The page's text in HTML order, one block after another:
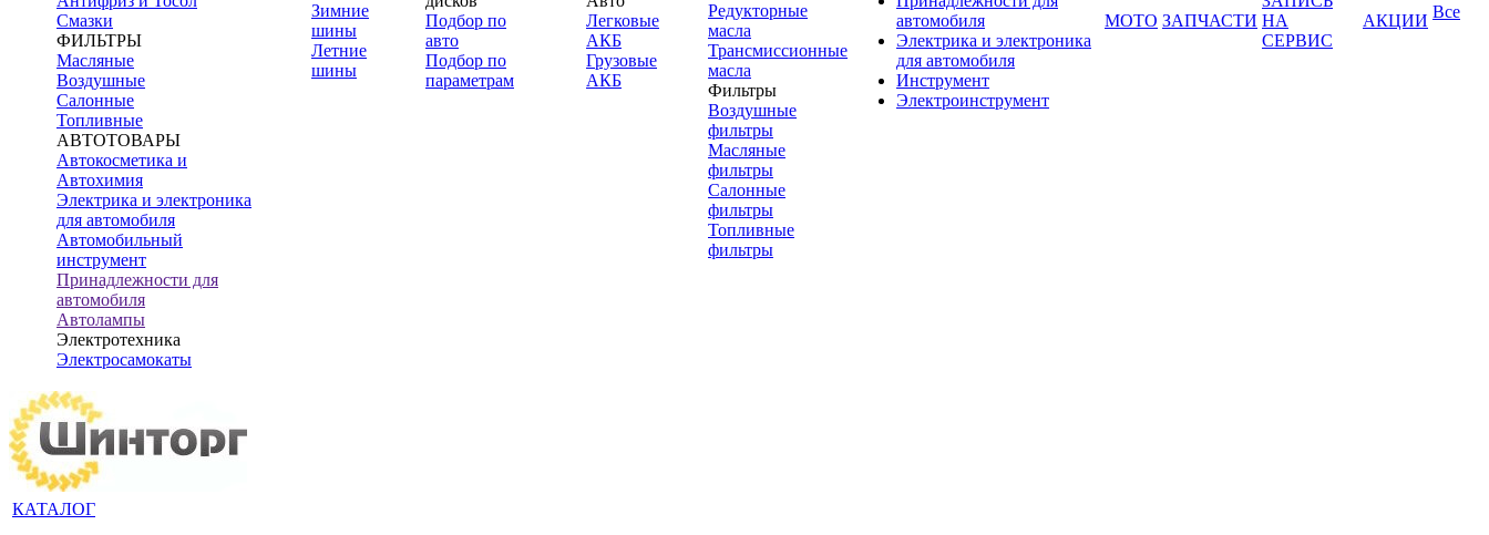
Смазки
ФИЛЬТРЫ
Масляные
Воздушные
Салонные
Топливные
АВТОТОВАРЫ
Автокосметика и
Автохимия
Электрика и электроника
для автомобиля
Автомобильный
инструмент
Принадлежности для
автомобиля
Автолампы
Электротехника
Электросамокаты
Зимние
шины
Летние
шины
Подбор по
авто
Подбор по
параметрам
Легковые
АКБ
Грузовые
АКБ
Редукторные
масла
Трансмиссионные
масла
Фильтры
Воздушные
фильтры
Масляные
фильтры
Салонные
фильтры
Топливные
фильтры
автомобиля
Электрика и электроника
для автомобиля
Инструмент
Электроинструмент
МОТО ЗАПЧАСТИ НА
СЕРВИС
АКЦИИ Все
КАТАЛОГ